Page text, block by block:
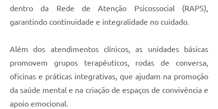
dentro da Rede de Atenção Psicossocial (RAPS),
garantindo continuidade e integralidade no cuidado.
Além dos atendimentos clínicos, as unidades básicas
promovem grupos terapêuticos, rodas de conversa,
oficinas e práticas integrativas, que ajudam na promoção
da saúde mental e na criação de espaços de convivência e
apoio emocional.